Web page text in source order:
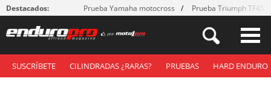
Destacados: Prueba Yamaha motocross Prueba Triumph
SUSCRÍBETE CILINDRADAS ¿RARAS? PRUEBAS HARD ENDURO